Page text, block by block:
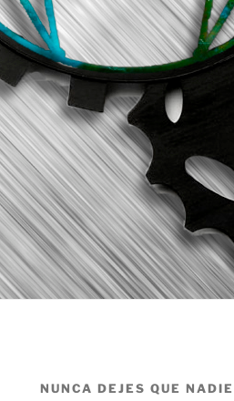
NUNCA DEJES QUE